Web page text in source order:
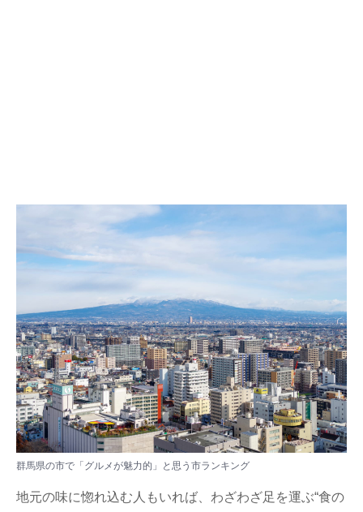
群馬県の市で「グルメが魅力的」と思う市ランキング
地元の味に惚れ込む人もいれば、わざわざ足を運ぶ“食の